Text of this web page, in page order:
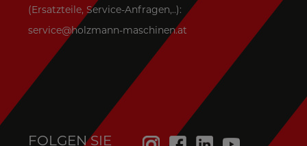
(Ersatzteile, Service-Anfragen,..):
service@holzmann-maschinen.at
FOLGEN SIE